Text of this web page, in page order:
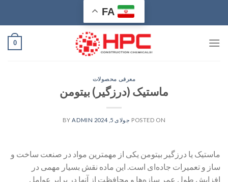
FA
0
معرفی محصولات
ماستیک (درزگیر) بیتومن
POSTED ON جولای 5, 2024 ADMIN
ماستیک یا درزگیر بیتومن یکی از مهمترین مواد در صنعت ساخت و
ساز و تعمیرات جاده‌ای است. این ماده نقش بسیار مهمی در
افزایش طول عمر سازه‌ها و محافظت از آنها در برابر عوامل